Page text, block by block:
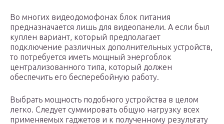
Во многих видеодомофонах блок питания
предназначается лишь для видеопанели. А если был
куплен вариант, который предполагает
подключение различных дополнительных устройств,
то потребуется иметь мощный энергоблок
централизованного типа, который должен
обеспечить его бесперебойную работу.
Выбрать мощность подобного устройства в целом
легко. Следует суммировать общую нагрузку всех
применяемых гаджетов и к полученному результату